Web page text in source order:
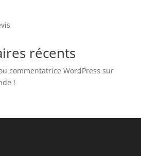
récents
commentatrice WordPress sur
!